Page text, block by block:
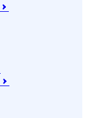

